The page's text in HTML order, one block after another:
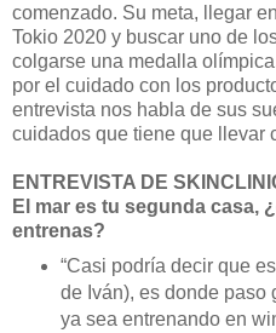
comenzado. Su meta, llegar
Tokio 2020 y buscar uno de
colgarse una medalla
por el cuidado con los
entrevista nos habla de sus
cuidados que tiene que llevar
ENTREVISTA DE
El mar es tu segunda casa,
entrenas?
“Casi podría decir que
de Iván), es donde paso
ya sea entrenando en